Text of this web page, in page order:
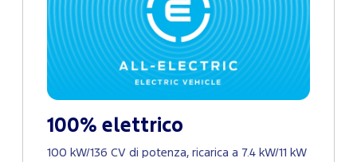
100% elettrico
100 kW/136 CV di potenza, ricarica a 7.4 kW/11 kW